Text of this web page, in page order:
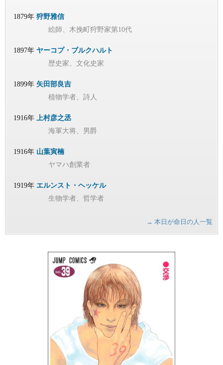
1879年 狩野雅信
絵師、木挽町狩野家第10代
1897年 ヤーコプ・ブルクハルト
歴史家、文化史家
1899年 矢田部良吉
植物学者、詩人
1916年
上村彦之丞
海軍大将、男爵
1916年 山葉寅楠
ヤマハ創業者
1919年 エルンスト・ヘッケル
生物学者、哲学者
→ 本日が命日の人一覧